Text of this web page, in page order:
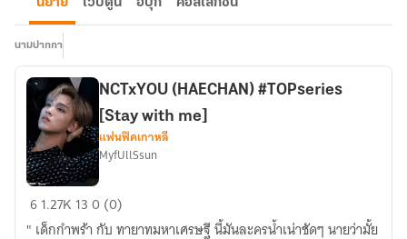
นามปากกา
NCTxYOU
(HAECHAN)
NCTxYOU (HAECHAN) #TOPseries
[Stay with me]
แฟนฟิคเกาหลี
MyfUllSsun
61.27K 130 (0)
" เด็กกำพร้า กับ ทายาทมหาเศรษฐี นี้มันละครน้ำเน่าชัดๆ นายว่ามั้ย